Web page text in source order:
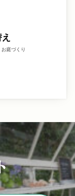
お庭づくり